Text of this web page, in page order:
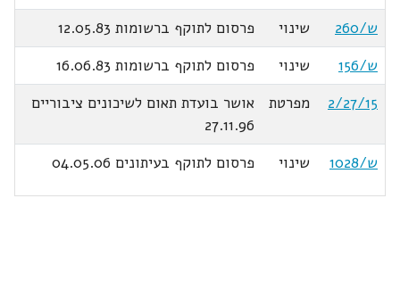
ש/260
שינוי
פרסום לתוקף ברשומות 12.05.83
ש/156
שינוי
פרסום לתוקף ברשומות 16.06.83
2/27/15
מפרטת
אושר בועדת תאום לשיכונים ציבוריים
27.11.96
ש/1028
שינוי פרסום לתוקף בעיתונים 04.05.06